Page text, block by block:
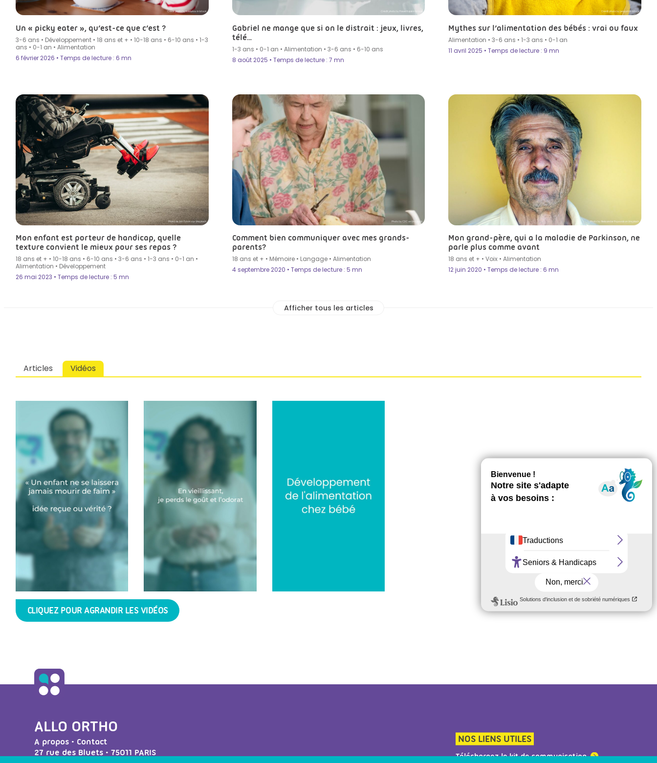
Crédit photo by Koldunov in Istock
Un « picky eater », qu’est-ce que c’est ?
3-6 ans • Développement • 18 ans et + • 10-18 ans • 6-10 ans • 1-3
ans • 0-1 an • Alimentation
6 février 2026 • Temps de lecture : 6 mn
Crédit photo by Pawel Kajak in Istock
Gabriel ne mange que si on le distrait : jeux, livres,
télé…
1-3 ans • 0-1 an • Alimentation • 3-6 ans • 6-10 ans
8 août 2025 • Temps de lecture : 7 mn
Crédit photo by pelojum in Istock
Mythes sur l’alimentation des bébés : vrai ou faux
Alimentation •3-6 ans •1-3 ans • 0-1 an
11 avril 2025 • Temps de lecture : 9 mn
Photo de Jon Tyson sur Unsplash
Mon enfant est porteur de handicap, quelle
texture convient le mieux pour ses repas ?
18 ans et + • 10-18 ans • 6-10 ans • 3-6 ans • 1-3 ans • 0-1 an •
Alimentation • Développement
26 mai 2023 • Temps de lecture : 5 mn
Photo by CDC on Unsplash
Comment bien communiquer avec mes grands-
parents?
18 ans et + • Mémoire• Langage• Alimentation
4 septembre 2020 • Temps de lecture : 5 mn
Photo by Aleksandar Popovski on Unsplash
Mon grand-père, qui a la maladie de Parkinson, ne
parle plus comme avant
18 ans et + •Voix •Alimentation
12 juin 2020 • Temps de lecture : 6 mn
Articles Vidéos
CLIQUEZ POUR AGRANDIR LES VIDÉOS
ALLO ORTHO
A propos• Contact
27 rue des Bluets • 75011 PARIS
NOS LIENS UTILES
Téléchargez le kit de communication